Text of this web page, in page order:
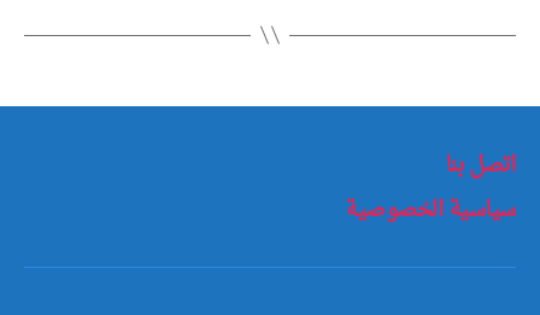
اتصل بنا
سياسية الخصوصية